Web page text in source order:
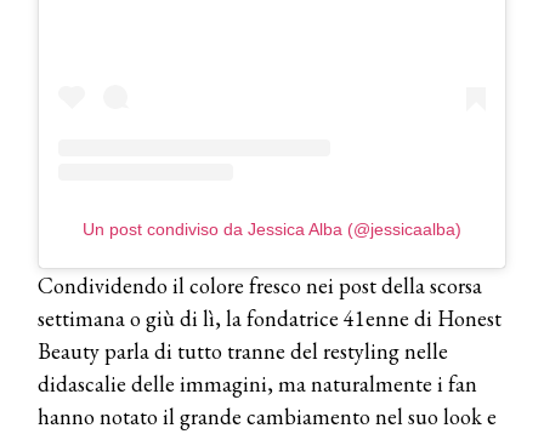
Un post condiviso da Jessica Alba (@jessicaalba)
Condividendo il colore fresco nei post della scorsa
settimana o giù di lì, la fondatrice 41enne di Honest
Beauty parla di tutto tranne del restyling nelle
didascalie delle immagini, ma naturalmente i fan
hanno notato il grande cambiamento nel suo look e